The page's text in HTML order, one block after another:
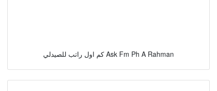
كم اول راتب للصيدلي Ask Fm Ph A Rahman